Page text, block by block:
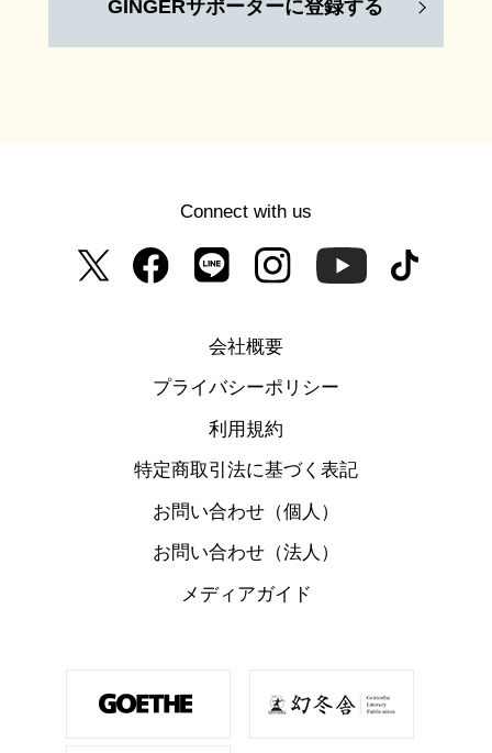
GINGERサポーターに登録する
Connect with us
会社概要
プライバシーポリシー
利用規約
特定商取引法に基づく表記
お問い合わせ（個人）
お問い合わせ（法人）
メディアガイド